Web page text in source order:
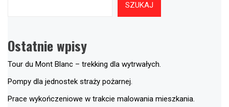
SZUKAJ
Ostatnie wpisy
Tour du Mont Blanc – trekking dla wytrwałych.
Pompy dla jednostek straży pożarnej.
Prace wykończeniowe w trakcie malowania mieszkania.